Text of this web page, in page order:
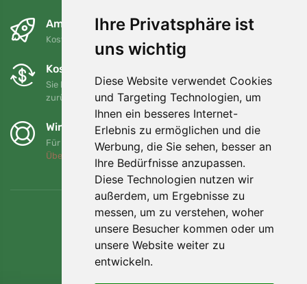
Ihre Privatsphäre ist
uns wichtig
Diese Website verwendet Cookies
und Targeting Technologien, um
Ihnen ein besseres Internet-
Erlebnis zu ermöglichen und die
Werbung, die Sie sehen, besser an
Ihre Bedürfnisse anzupassen.
Diese Technologien nutzen wir
außerdem, um Ergebnisse zu
messen, um zu verstehen, woher
unsere Besucher kommen oder um
unsere Website weiter zu
entwickeln.
Am nächsten Tag und kostenlos
Kostenloser Versand für Bestellungen über 80 EUR
Kostenloser Umtausch und Rückgabe
Sie können Ihre Bestellung jederzeit innerhalb von 90 Tagen
zurückgeben oder umtauschen.
Wir unterstützen Trees.org
Für jede Bestellung pflanzen wir einen Baum! Mehr lesen
Über uns